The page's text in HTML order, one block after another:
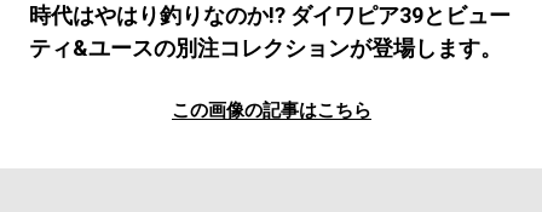
時代はやはり釣りなのか!? ダイワピア39とビュー
ティ&ユースの別注コレクションが登場します。
この画像の記事はこちら